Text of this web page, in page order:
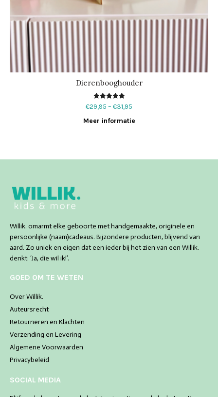
Dierenbooghouder
Waardering
5.00
€29,95 – €31,95
Meer informatie
Willik. omarmt elke geboorte met handgemaakte, originele en
persoonlijke (naam)cadeaus. Bijzondere producten, blijvend van
aard. Zo uniek en eigen dat een ieder bij het zien van een Willik.
denkt: ‘Ja, die wil ik!’.
GOED OM TE WETEN
Over Willik.
Auteursrecht
Retourneren en Klachten
Verzending en Levering
Algemene Voorwaarden
Privacybeleid
SOCIAL MEDIA